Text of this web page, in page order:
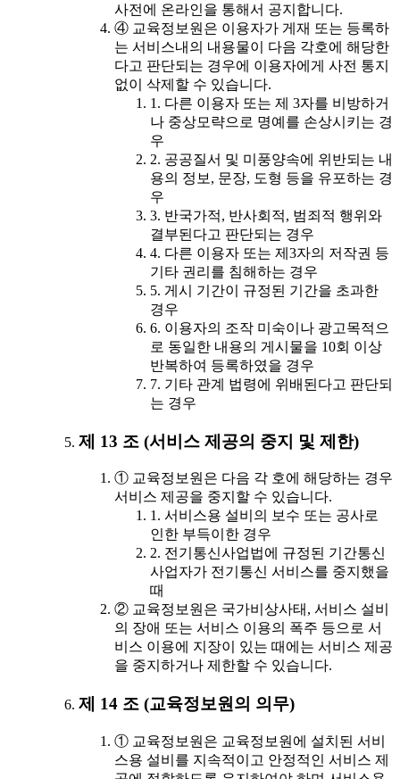
사전에 온라인을 통해서 공지합니다.
④ 교육정보원은 이용자가 게재 또는 등록하
는 서비스내의 내용물이 다음 각호에 해당한
다고 판단되는 경우에 이용자에게 사전 통지
없이 삭제할 수 있습니다.
1. 다른 이용자 또는 제 3자를 비방하거
나 중상모략으로 명예를 손상시키는 경
우
2. 공공질서 및 미풍양속에 위반되는 내
용의 정보, 문장, 도형 등을 유포하는 경
우
3. 반국가적, 반사회적, 범죄적 행위와
결부된다고 판단되는 경우
4. 다른 이용자 또는 제3자의 저작권 등
기타 권리를 침해하는 경우
5. 게시 기간이 규정된 기간을 초과한
경우
6. 이용자의 조작 미숙이나 광고목적으
로 동일한 내용의 게시물을 10회 이상
반복하여 등록하였을 경우
7. 기타 관계 법령에 위배된다고 판단되
는 경우
제 13 조 (서비스 제공의 중지 및 제한)
① 교육정보원은 다음 각 호에 해당하는 경우
서비스 제공을 중지할 수 있습니다.
1. 서비스용 설비의 보수 또는 공사로
인한 부득이한 경우
2. 전기통신사업법에 규정된 기간통신
사업자가 전기통신 서비스를 중지했을
때
② 교육정보원은 국가비상사태, 서비스 설비
의 장애 또는 서비스 이용의 폭주 등으로 서
비스 이용에 지장이 있는 때에는 서비스 제공
을 중지하거나 제한할 수 있습니다.
제 14 조 (교육정보원의 의무)
① 교육정보원은 교육정보원에 설치된 서비
스용 설비를 지속적이고 안정적인 서비스 제